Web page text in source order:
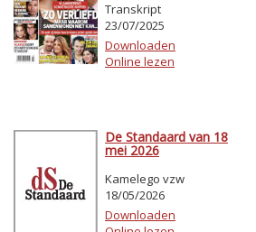
Transkript
23/07/2025
Downloaden
Online lezen
De Standaard van 18
mei 2026
Kamelego vzw
18/05/2026
Downloaden